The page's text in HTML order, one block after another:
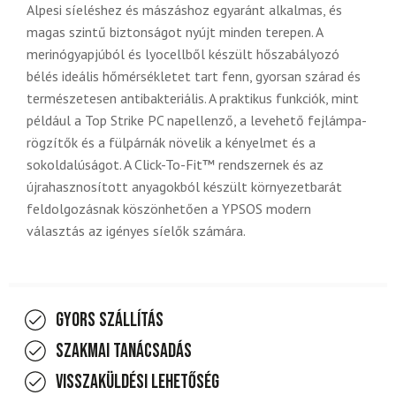
Alpesi síeléshez és mászáshoz egyaránt alkalmas, és
magas szintű biztonságot nyújt minden terepen. A
merinógyapjúból és lyocellből készült hőszabályozó
bélés ideális hőmérsékletet tart fenn, gyorsan szárad és
természetesen antibakteriális. A praktikus funkciók, mint
például a Top Strike PC napellenző, a levehető fejlámpa-
rögzítők és a fülpárnák növelik a kényelmet és a
sokoldalúságot. A Click-To-Fit™ rendszernek és az
újrahasznosított anyagokból készült környezetbarát
feldolgozásnak köszönhetően a YPSOS modern
választás az igényes síelők számára.
Gyors szállítás
Szakmai tanácsadás
Visszaküldési lehetőség